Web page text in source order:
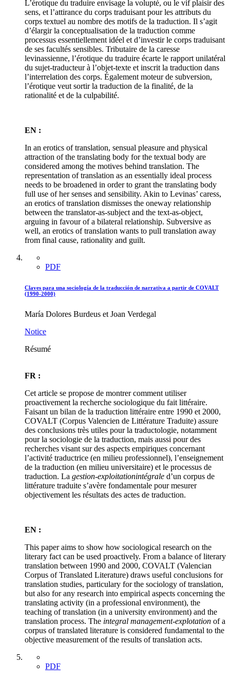
L’érotique du traduire envisage la volupté, ou le vif plaisir des
sens, et l’attirance du corps traduisant pour les attributs du
corps textuel au nombre des motifs de la traduction. Il s’agit
d’élargir la conceptualisation de la traduction comme
processus essentiellement idéel et d’investir le corps traduisant
de ses facultés sensibles. Tributaire de la caresse
levinassienne, l’érotique du traduire écarte le rapport unilatéral
du sujet-traducteur à l’objet-texte et inscrit la traduction dans
l’interrelation des corps. Également moteur de subversion,
l’érotique veut sortir la traduction de la finalité, de la
rationalité et de la culpabilité.
EN :
In an erotics of translation, sensual pleasure and physical
attraction of the translating body for the textual body are
considered among the motives behind translation. The
representation of translation as an essentially ideal process
needs to be broadened in order to grant the translating body
full use of her senses and sensibility. Akin to Levinas’ caress,
an erotics of translation dismisses the oneway relationship
between the translator-as-subject and the text-as-object,
arguing in favour of a bilateral relationship. Subversive as
well, an erotics of translation wants to pull translation away
from final cause, rationality and guilt.
PDF
Claves para una sociología de la traducción de narrativa a partir de COVALT
(1990-2000)
María Dolores Burdeus et Joan Verdegal
Notice
Résumé
FR :
Cet article se propose de montrer comment utiliser
proactivement la recherche sociologique du fait littéraire.
Faisant un bilan de la traduction littéraire entre 1990 et 2000,
COVALT (Corpus Valencien de Littérature Traduite) assure
des conclusions très utiles pour la traductologie, notamment
pour la sociologie de la traduction, mais aussi pour des
recherches visant sur des aspects empiriques concernant
l’activité traductrice (en milieu professionnel), l’enseignement
de la traduction (en milieu universitaire) et le processus de
traduction. La gestion-exploitationintégrale d’un corpus de
littérature traduite s’avère fondamentale pour mesurer
objectivement les résultats des actes de traduction.
EN :
This paper aims to show how sociological research on the
literary fact can be used proactively. From a balance of literary
translation between 1990 and 2000, COVALT (Valencian
Corpus of Translated Literature) draws useful conclusions for
translation studies, particulary for the sociology of translation,
but also for any research into empirical aspects concerning the
translating activity (in a professional environment), the
teaching of translation (in a university environment) and the
translation process. The integral management-explotation of a
corpus of translated literature is considered fundamental to the
objective measurement of the results of translation acts.
PDF